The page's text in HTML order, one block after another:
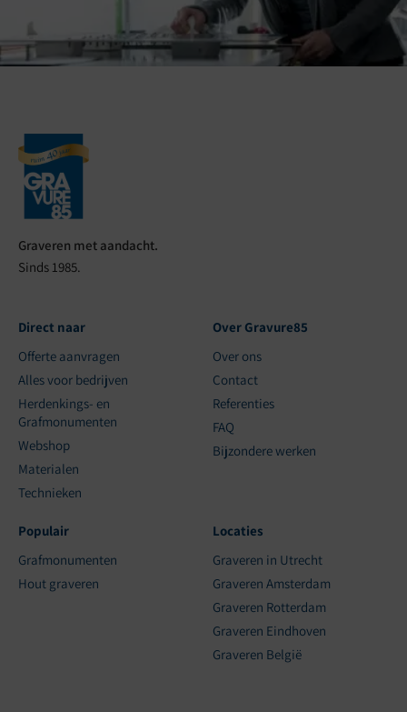
Graveren met aandacht.
Sinds 1985.
Direct naar
Offerte aanvragen
Alles voor bedrijven
Herdenkings- en
Grafmonumenten
Webshop
Materialen
Technieken
Over Gravure85
Over ons
Contact
Referenties
FAQ
Bijzondere werken
Populair
Grafmonumenten
Hout graveren
Locaties
Graveren in Utrecht
Graveren Amsterdam
Graveren Rotterdam
Graveren Eindhoven
Graveren België